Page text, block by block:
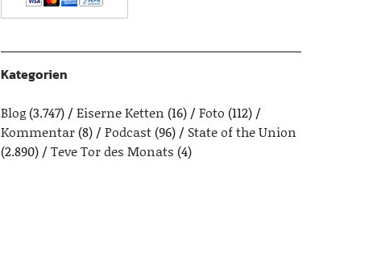
Kategorien
Blog(3.747) Eiserne Ketten (16) Foto (112)
Kommentar(8) Podcast(96)
State of the Union
(2.890)
Teve Tor des Monats (4)